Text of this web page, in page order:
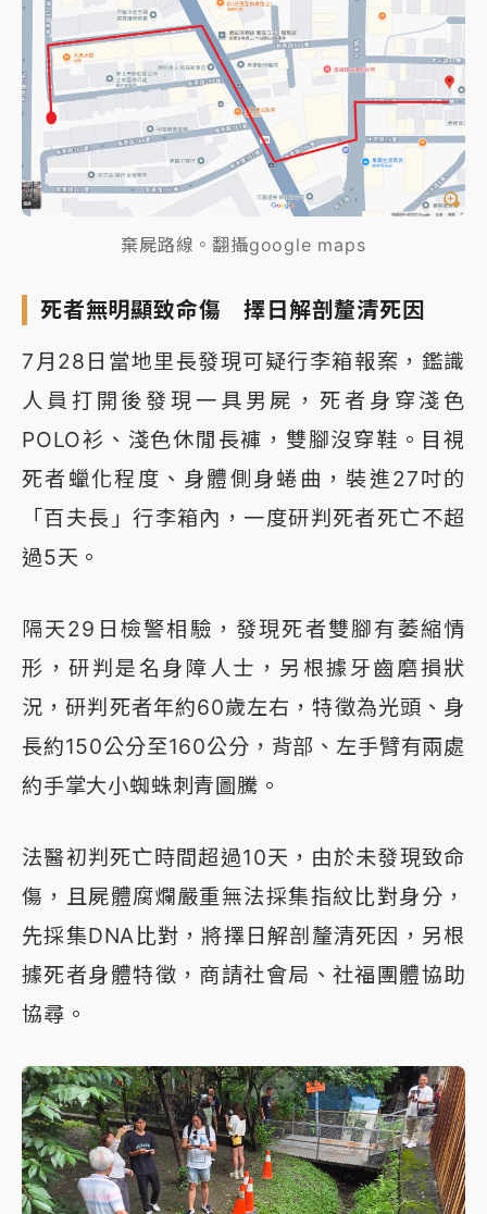
棄屍路線。翻攝google maps
死者無明顯致命傷 擇日解剖釐清死因
7月28日當地里長發現可疑行李箱報案，鑑識
人員打開後發現一具男屍，死者身穿淺色
POLO衫、淺色休閒長褲，雙腳沒穿鞋。目視
死者蠟化程度、身體側身蜷曲，裝進27吋的
「百夫長」行李箱內，一度研判死者死亡不超
過5天。
隔天29日檢警相驗，發現死者雙腳有萎縮情
形，研判是名身障人士，另根據牙齒磨損狀
況，研判死者年約60歲左右，特徵為光頭、身
長約150公分至160公分，背部、左手臂有兩處
約手掌大小蜘蛛刺青圖騰。
法醫初判死亡時間超過10天，由於未發現致命
傷，且屍體腐爛嚴重無法採集指紋比對身分，
先採集DNA比對，將擇日解剖釐清死因，另根
據死者身體特徵，商請社會局、社福團體協助
協尋。